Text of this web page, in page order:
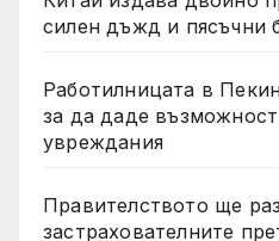
силен дъжд и пясъчни
Работилницата в
за да даде
увреждания
Правителството ще
застрахователните